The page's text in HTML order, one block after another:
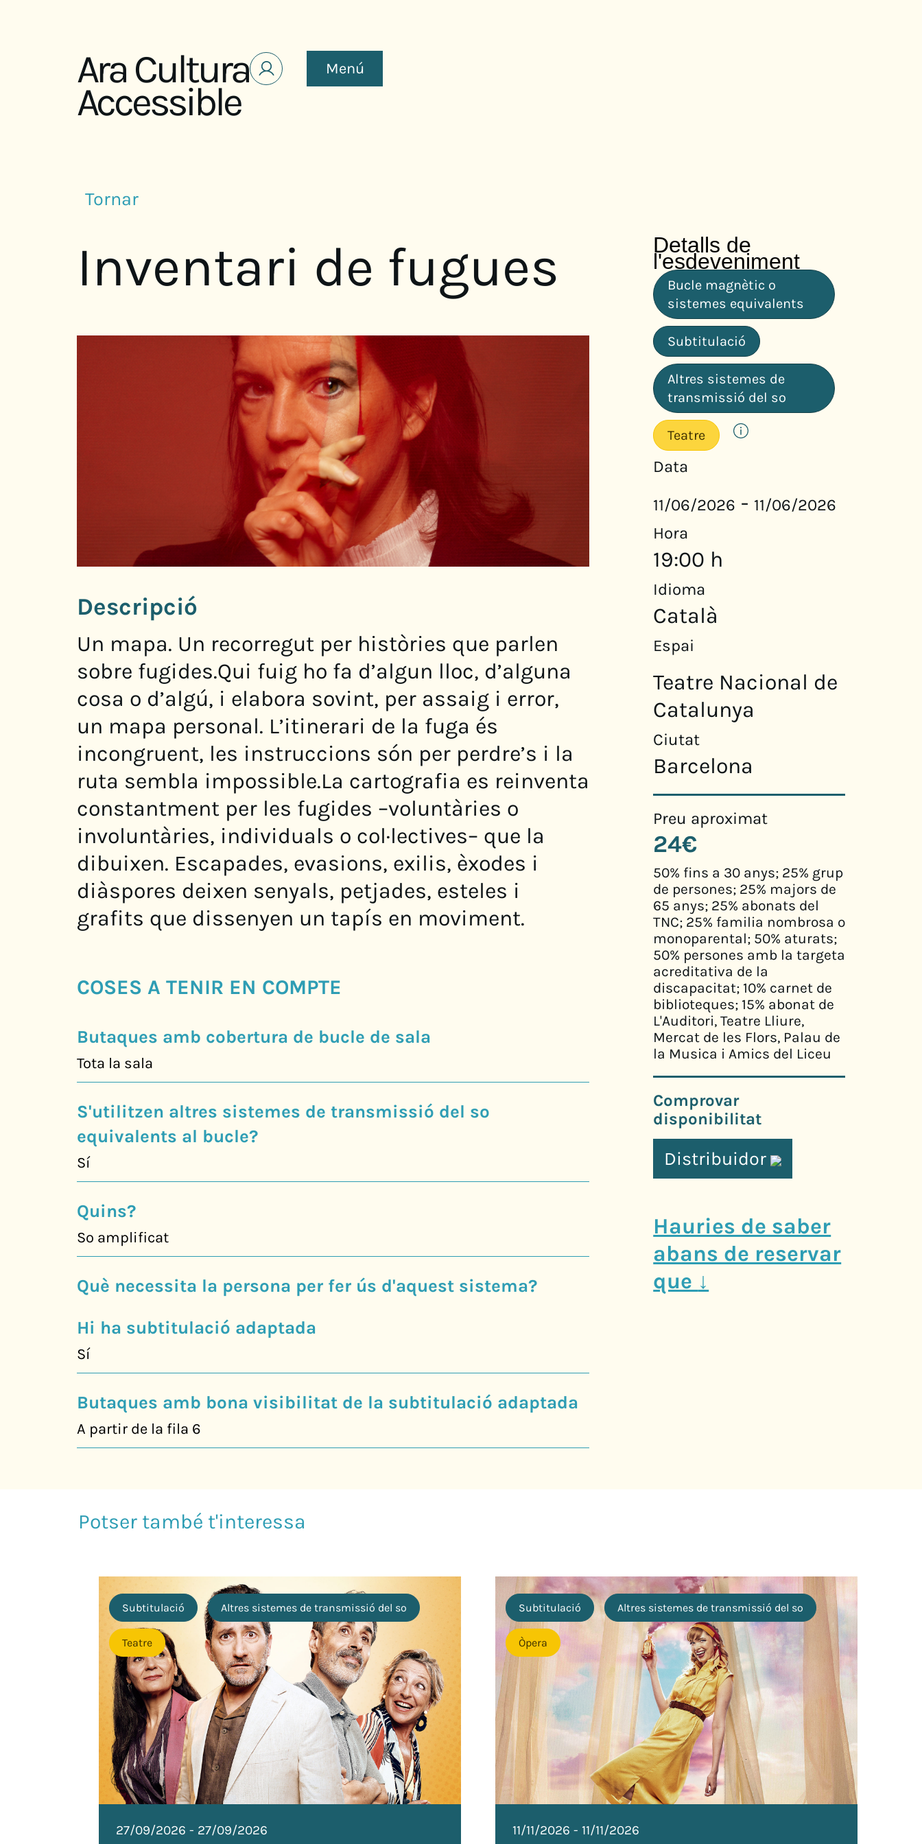
Ara Cultura
Accessible
Menú
Tornar
Inventari de fugues
Descripció
Un mapa. Un recorregut per històries que parlen
sobre fugides.Qui fuig ho fa d’algun lloc, d’alguna
cosa o d’algú, i elabora sovint, per assaig i error,
un mapa personal. L’itinerari de la fuga és
incongruent, les instruccions són per perdre’s i la
ruta sembla impossible.La cartografia es reinventa
constantment per les fugides –voluntàries o
involuntàries, individuals o col·lectives– que la
dibuixen. Escapades, evasions, exilis, èxodes i
diàspores deixen senyals, petjades, esteles i
grafits que dissenyen un tapís en moviment.
COSES A TENIR EN COMPTE
Butaques amb cobertura de bucle de sala
Tota la sala
S'utilitzen altres sistemes de transmissió del so
equivalents al bucle?
Sí
Quins?
So amplificat
Què necessita la persona per fer ús d'aquest sistema?
Hi ha subtitulació adaptada
Sí
Butaques amb bona visibilitat de la subtitulació adaptada
A partir de la fila 6
Detalls de
l'esdeveniment
Bucle magnètic o
sistemes equivalents
Subtitulació
Altres sistemes de
transmissió del so
Teatre
Data
11/06/2026 - 11/06/2026
Hora
19:00 h
Idioma
Català
Espai
Teatre Nacional de
Catalunya
Ciutat
Barcelona
Preu aproximat
24€
50% fins a 30 anys; 25% grup
de persones; 25% majors de
65 anys; 25% abonats del
TNC; 25% familia nombrosa o
monoparental; 50% aturats;
50% persones amb la targeta
acreditativa de la
discapacitat; 10% carnet de
biblioteques; 15% abonat de
L'Auditori, Teatre Lliure,
Mercat de les Flors, Palau de
la Musica i Amics del Liceu
Comprovar
disponibilitat
Distribuidor
Hauries de saber
abans de reservar
que ↓
Subtitulació Altres sistemes de transmissió del so
Teatre
27/09/2026 - 27/09/2026
Subtitulació Altres sistemes de transmissió del so
Òpera
11/11/2026 - 11/11/2026